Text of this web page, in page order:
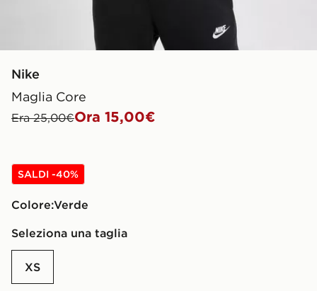
Nike
Maglia Core
Era 25,00€Ora 15,00€
SALDI -40%
Colore: verde
Seleziona una taglia
XS